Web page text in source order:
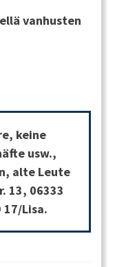
vanhusten
keine
usw.,
alte Leute
13, 06333
Lisa.